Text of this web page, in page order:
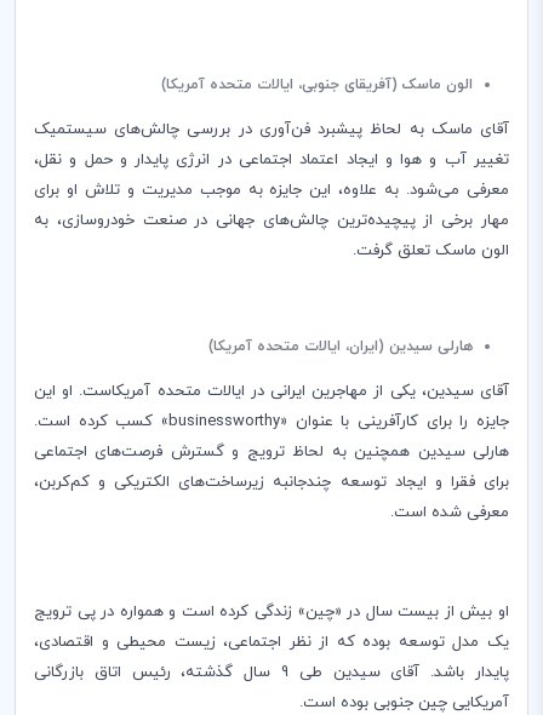
الون ماسک (آفریقای جنوبی، ایالات متحده آمریکا)
آقای ماسک به لحاظ پیشبرد فن‌آوری در بررسی چالش‌های سیستمیک
تغییر آب و هوا و ایجاد اعتماد اجتماعی در انرژی پایدار و حمل و نقل،
معرفی می‌شود. به علاوه، این جایزه به موجب مدیریت و تلاش او برای
مهار برخی از پیچیده‌ترین چالش‌های جهانی در صنعت خودروسازی، به
الون ماسک تعلق گرفت.
هارلی سیدین (ایران، ایالات متحده آمریکا)
آقای سیدین، یکی از مهاجرین ایرانی در ایالات متحده آمریکاست. او این
جایزه را برای کارآفرینی با عنوان «businessworthy» کسب کرده است.
هارلی سیدین همچنین به لحاظ ترویج و گسترش فرصت‌های اجتماعی
برای فقرا و ایجاد توسعه چندجانبه زیرساخت‌های الکتریکی و کم‌کربن،
معرفی شده است.
او بیش از بیست سال در «چین» زندگی کرده است و همواره در پی ترویج
یک مدل توسعه بوده که از نظر اجتماعی، زیست محیطی و اقتصادی،
پایدار باشد. آقای سیدین طی 9 سال گذشته، رئیس اتاق بازرگانی
آمریکایی چین جنوبی بوده است.